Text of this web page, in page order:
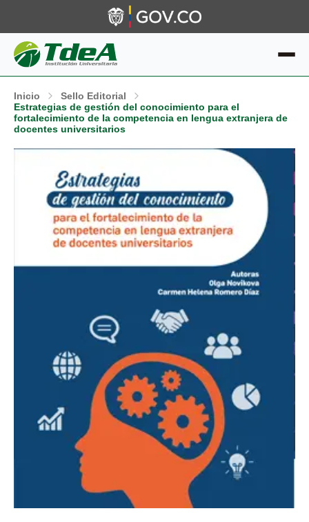
Inicio
Sello Editorial
Estrategias de gestión del conocimiento para el
fortalecimiento de la competencia en lengua extranjera de
docentes universitarios